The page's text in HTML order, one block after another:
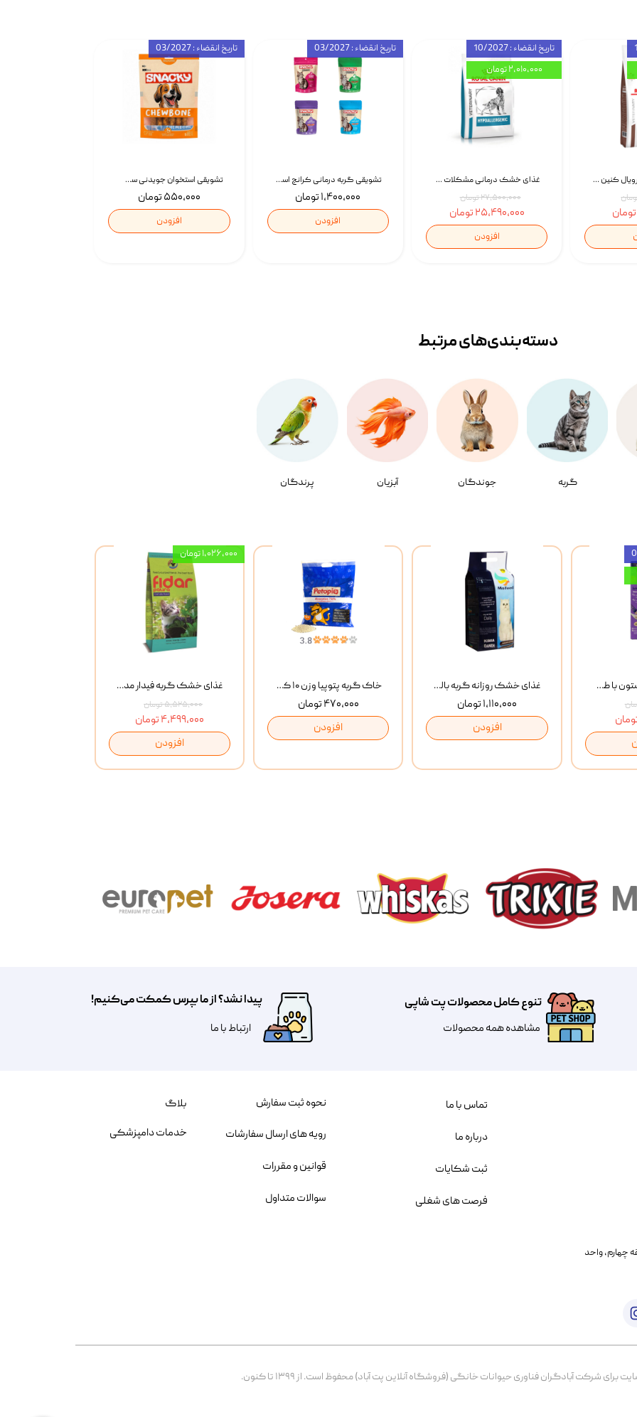
تشویقی استخوان جویدنی سگ اسنکی کرانچی با طعم مرغ Snacky Crunchy Munchy وزن 100 گرم
۵۵۰,۰۰۰ تومان
افزودن
تاریخ انقضاء : 03/2027
تشویقی گربه درمانی کرانچ اسنکی با طعم میکس Snacky Crunch Cat Treats وزن 60 گرم بسته 4 عددی
۱,۴۰۰,۰۰۰ تومان
افزودن
تاریخ انقضاء : 03/2027
غذای خشک درمانی مشکلات گوارشی سگ رویال کنین Royal Canin Hypoallergenic وزن 7 کیلوگرم | پت استوک
۲۷,۵۰۰,۰۰۰ تومان
۲۵,۴۹۰,۰۰۰ تومان
افزودن
تاریخ انقضاء : 10/2027
۲,۰۱۰,۰۰۰ تومان
غذای خشک گربه رویال کنین Gastrointestinal Fibre Response وزن 2 کیلوگرم | پت استوک
گربه جوندگان آبزیان پرندگان
دسته‌بندی‌‌های مرتبط
غذای خشک گربه فیدار مدل Adult وزن 10 کیلوگرم
۵,۵۲۵,۰۰۰ تومان
۴,۴۹۹,۰۰۰ تومان
افزودن
۱,۰۲۶,۰۰۰ تومان
خاک گربه پتوپیا وزن ۱۰ کیلوگرم
۴۷۰,۰۰۰ تومان
افزودن
غذای خشک روزانه گربه بالغ مفید MoFeed Adult Daily Cat Food وزن 2 کیلوگرم
۱,۱۱۰,۰۰۰ تومان
افزودن
بستنی گربه وینستون با طعم مرغ و ماهی Winstone Chicken & Fish بسته 8 عددی
تنوع کامل محصولات پت شاپی
مشاهده همه محصولات
پیدا نشد؟ از ما بپرس کمکت می‌کنیم!
​​​ارتباط با ما
خیابان بنی هاشم پلاک ۲۰۲ ، طبقه چهارم، واحد
شرکت آبادگران فناوری حیوانات خانگی (فروشگاه آنلاین پت آباد) محفوظ است. از ۱۳۹۹ تا کنون.
نحوه ثبت سفارش
رویه های ارسال سفارشات
قوانین و مقررات
سوالات متداول
تماس با ما
درباره ما
ثبت شکایات
فرصت های شغلی
بلاگ
خدمات دامپزشکی